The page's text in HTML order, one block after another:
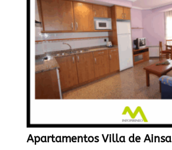
Apartamentos Villa de Ainsa